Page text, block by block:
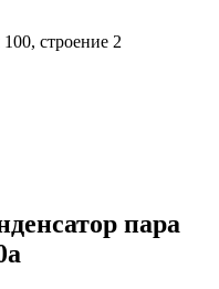
строение 2
пара